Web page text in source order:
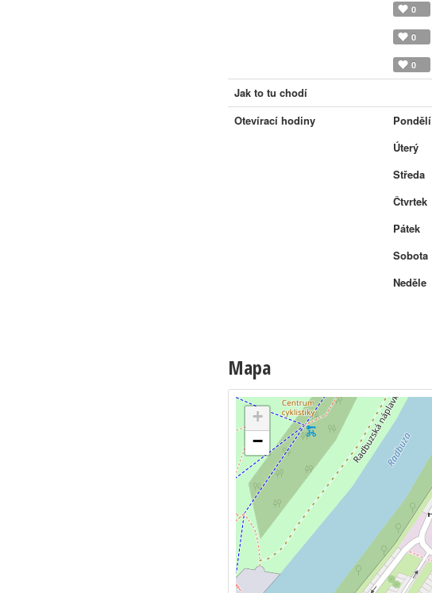
0
0
0
Jak to tu chodí
Otevírací hodiny Pondělí
Úterý
Středa
Čtvrtek
Pátek
Sobota
Neděle
Mapa
+
−